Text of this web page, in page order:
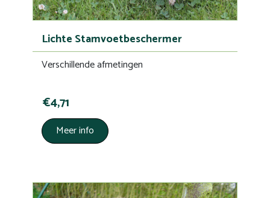
Lichte Stamvoetbeschermer
Verschillende afmetingen
€4,71
Meer info